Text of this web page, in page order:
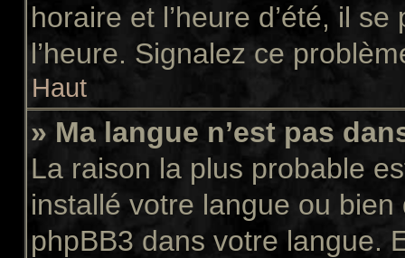
horaire et l’heure d’été, il
l’heure. Signalez ce
Haut
» Ma langue n’est pas
La raison la plus probable
installé votre langue ou
phpBB3 dans votre langue.